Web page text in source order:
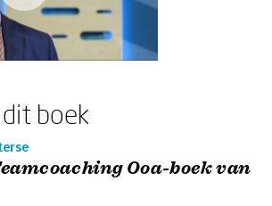
boek
Ooa-boek van